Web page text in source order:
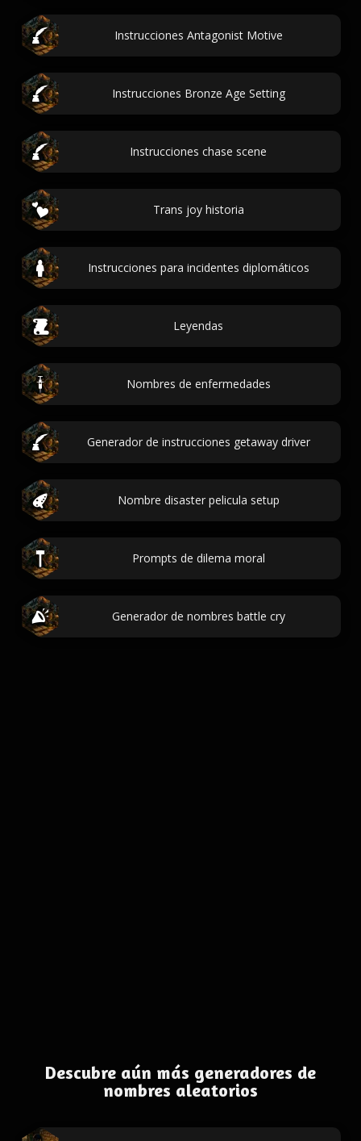
Instrucciones Antagonist Motive
Instrucciones Bronze Age Setting
Instrucciones chase scene
Trans joy historia
Instrucciones para incidentes diplomáticos
Leyendas
Nombres de enfermedades
Generador de instrucciones getaway driver
Nombre disaster pelicula setup
Prompts de dilema moral
Generador de nombres battle cry
Descubre aún más generadores de
nombres aleatorios